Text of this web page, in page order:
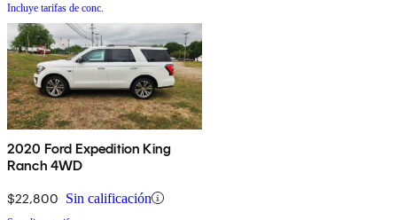
Incluye tarifas de conc.
2020 Ford Expedition King
Ranch 4WD
$22,800 Sin calificación